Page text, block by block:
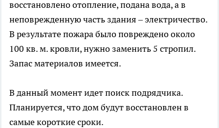
восстановлено отопление, подана вода, а в
неповрежденную часть здания – электричество.
В результате пожара было повреждено около
100 кв. м. кровли, нужно заменить 5 стропил.
Запас материалов имеется.
В данный момент идет поиск подрядчика.
Планируется, что дом будут восстановлен в
самые короткие сроки.